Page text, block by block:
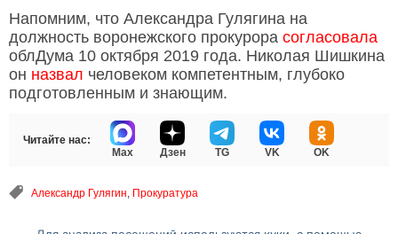
Напомним, что Александра Гулягина на
должность воронежского прокурора согласовала
облДума 10 октября 2019 года. Николая Шишкина
он назвал человеком компетентным, глубоко
подготовленным и знающим.
Читайте нас:
Max
Дзен TG VK OK
Александр Гулягин, Прокуратура